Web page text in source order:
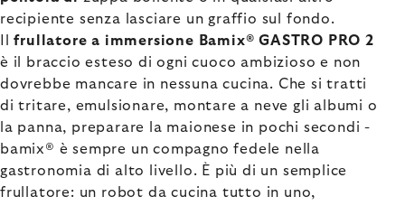
recipiente senza lasciare un graffio sul fondo.
Ilfrullatore a immersione Bamix® GASTRO PRO 2
è il braccio esteso di ogni cuoco ambizioso e non
dovrebbe mancare in nessuna cucina. Che si tratti
di tritare, emulsionare, montare a neve gli albumi o
la panna, preparare la maionese in pochi secondi -
bamix® è sempre un compagno fedele nella
gastronomia di alto livello. È più di un semplice
frullatore: un robot da cucina tutto in uno,